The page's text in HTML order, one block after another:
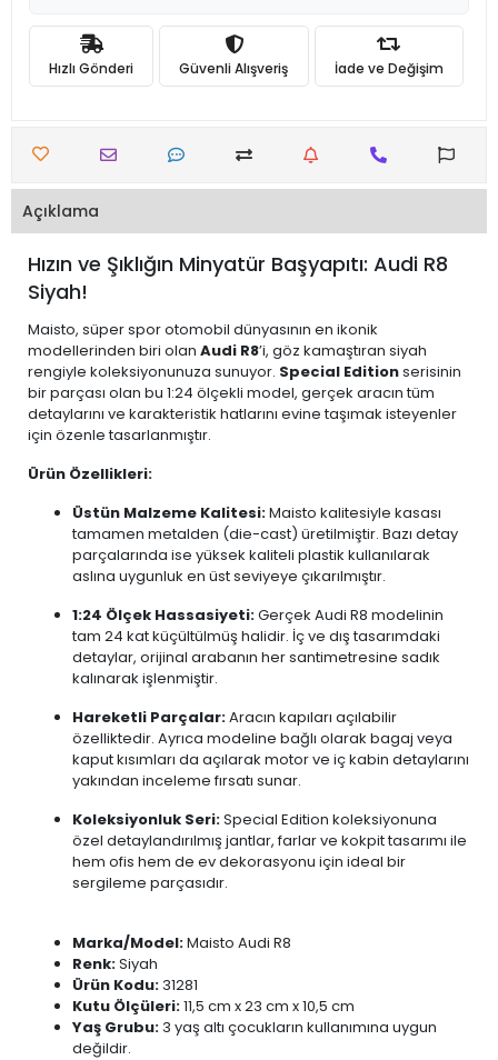
Hızlı Gönderi Güvenli Alışveriş İade ve Değişim
Açıklama
Hızın ve Şıklığın Minyatür Başyapıtı: Audi R8
Siyah!
Maisto, süper spor otomobil dünyasının en ikonik
modellerinden biri olan Audi R8’i, göz kamaştıran siyah
rengiyle koleksiyonunuza sunuyor. Special Editionserisinin
bir parçası olan bu 1:24 ölçekli model, gerçek aracın tüm
detaylarını ve karakteristik hatlarını evine taşımak isteyenler
için özenle tasarlanmıştır.
Ürün Özellikleri:
Üstün Malzeme Kalitesi:Maisto kalitesiyle kasası
tamamen metalden (die-cast) üretilmiştir. Bazı detay
parçalarında ise yüksek kaliteli plastik kullanılarak
aslına uygunluk en üst seviyeye çıkarılmıştır.
1:24 Ölçek Hassasiyeti:Gerçek Audi R8 modelinin
tam 24 kat küçültülmüş halidir. İç ve dış tasarımdaki
detaylar, orijinal arabanın her santimetresine sadık
kalınarak işlenmiştir.
Hareketli Parçalar:Aracın kapıları açılabilir
özelliktedir. Ayrıca modeline bağlı olarak bagaj veya
kaput kısımları da açılarak motor ve iç kabin detaylarını
yakından inceleme fırsatı sunar.
Koleksiyonluk Seri:Special Edition koleksiyonuna
özel detaylandırılmış jantlar, farlar ve kokpit tasarımı ile
hem ofis hem de ev dekorasyonu için ideal bir
sergileme parçasıdır.
Marka/Model:Maisto Audi R8
Renk:Siyah
Ürün Kodu:31281
Kutu Ölçüleri:11,5 cm x 23 cm x 10,5 cm
Yaş Grubu:3 yaş altı çocukların kullanımına uygun
değildir.